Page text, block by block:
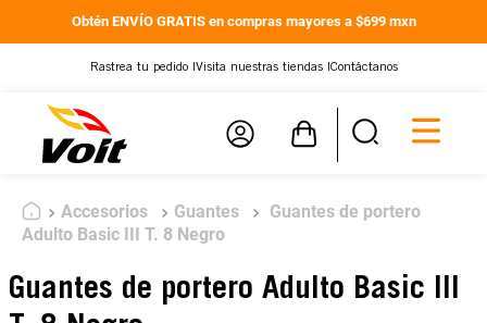
Obtén ENVÍO GRATIS en compras mayores a $699 mxn
Rastrea tu pedido | Visita nuestras tiendas | Contáctanos
Accesorios Guantes
Guantes de portero
Adulto Basic III T. 8 Negro
Guantes de portero Adulto Basic III